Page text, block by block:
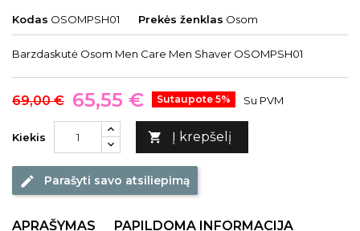
Kodas OSOMPSH01 Prekės ženklas Osom
Barzdaskutė Osom Men Care Men Shaver OSOMPSH01
69,00 € 65,55 € Sutaupote 5% Su PVM
Kiekis  Į krepšelį
edit Parašyti savo atsiliepimą
APRAŠYMAS PAPILDOMA INFORMACIJA